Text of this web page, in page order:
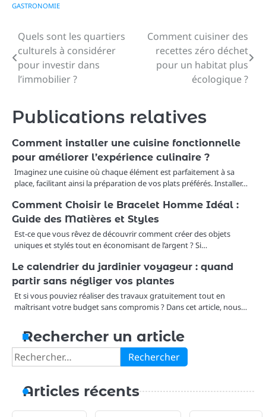
GASTRONOMIE
Navigation
de
l’article
Quels sont les quartiers
culturels à considérer
pour investir dans
l’immobilier ?
Comment cuisiner des
recettes zéro déchet
pour un habitat plus
écologique ?
Publications relatives
Comment installer une cuisine fonctionnelle
pour améliorer l’expérience culinaire ?
Imaginez une cuisine où chaque élément est parfaitement à sa
place, facilitant ainsi la préparation de vos plats préférés. Installer…
Comment Choisir le Bracelet Homme Idéal :
Guide des Matières et Styles
Est-ce que vous rêvez de découvrir comment créer des objets
uniques et stylés tout en économisant de l’argent ? Si…
Le calendrier du jardinier voyageur : quand
partir sans négliger vos plantes
Et si vous pouviez réaliser des travaux gratuitement tout en
maîtrisant votre budget sans compromis ? Dans cet article, nous…
Rechercher un article
Rechercher :
Articles récents